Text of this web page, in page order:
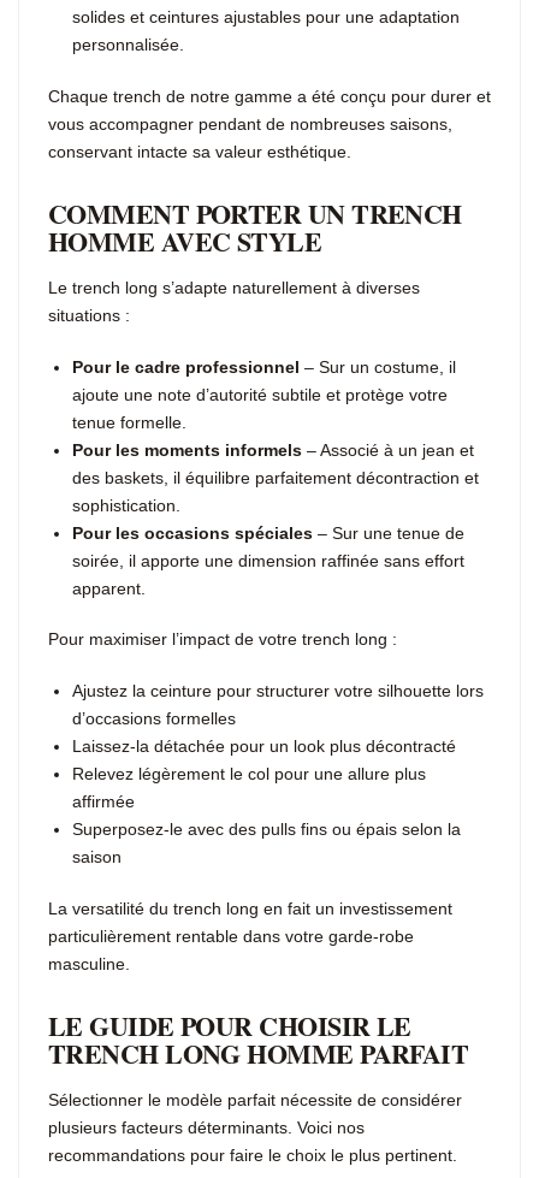
solides et ceintures ajustables pour une adaptation
personnalisée.
Chaque trench de notre gamme a été conçu pour durer et
vous accompagner pendant de nombreuses saisons,
conservant intacte sa valeur esthétique.
COMMENT PORTER UN TRENCH
HOMME AVEC STYLE
Le trench long s’adapte naturellement à diverses
situations :
Pour le cadre professionnel – Sur un costume, il
ajoute une note d’autorité subtile et protège votre
tenue formelle.
Pour les moments informels – Associé à un jean et
des baskets, il équilibre parfaitement décontraction et
sophistication.
Pour les occasions spéciales – Sur une tenue de
soirée, il apporte une dimension raffinée sans effort
apparent.
Pour maximiser l’impact de votre trench long :
Ajustez la ceinture pour structurer votre silhouette lors
d’occasions formelles
Laissez-la détachée pour un look plus décontracté
Relevez légèrement le col pour une allure plus
affirmée
Superposez-le avec des pulls fins ou épais selon la
saison
La versatilité du trench long en fait un investissement
particulièrement rentable dans votre garde-robe
masculine.
LE GUIDE POUR CHOISIR LE
TRENCH LONG HOMME PARFAIT
Sélectionner le modèle parfait nécessite de considérer
plusieurs facteurs déterminants. Voici nos
recommandations pour faire le choix le plus pertinent.